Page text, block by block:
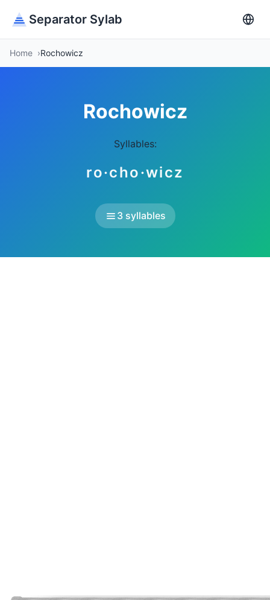
Separator Sylab
Home Rochowicz
Rochowicz
Syllables:
ro·cho·wicz
3 syllables